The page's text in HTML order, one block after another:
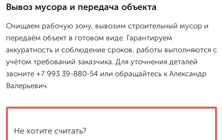
Вывоз мусора и передача объекта
Очищаем рабочую зону, вывозим строительный мусор и
передаём объект в готовом виде. Гарантируем
аккуратность и соблюдение сроков, работы выполняются с
учётом требований заказчика. Для уточнения деталей
звоните +7 993 39-880-54 или обращайтесь к Александр
Валерьевич.
Не хотите считать?